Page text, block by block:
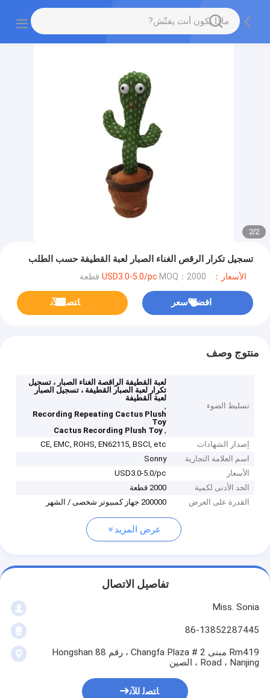
2
/
2
تسجيل تكرار الرقص الغناء الصبار لعبة القطيفة حسب الطلب
الأسعار：USD3.0-5.0/pc MOQ：2000 قطعة
افضل سعر ﺎﺘﺼﻟ ﺍﻶﻧ
منتوج وصف
تسليط الضوء
لعبة القطيفة الراقصة الغناء الصبار ، تسجيل
تكرار لعبة الصبار القطيفة ، تسجيل الصبار
لعبة القطيفة
,
Recording Repeating Cactus Plush
Toy
,
Cactus Recording Plush Toy
إصدار الشهادات
CE, EMC, ROHS, EN62115, BSCI, etc
اسم العلامة التجارية
Sonny
الأسعار
USD3.0-5.0/pc
الحد الأدنى لكمية
2000 قطعة
القدرة على العرض
200000 جهاز كمبيوتر شخصى / الشهر
عرض المزيد
تفاصيل الاتصال
Miss. Sonia
86-13852287445
Rm419 مبنى 2 # Changfa Plaza ، رقم 88 Hongshan
Road ، Nanjing ، الصين
ﺎﺘﺼﻟ ﺍﻶﻧ